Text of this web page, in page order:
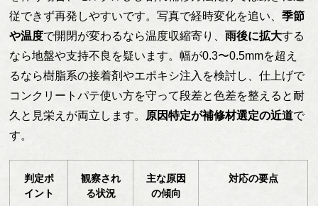
従できず再発しやすいです。写真で経時変化を追い、季節
や温度で開閉が変わるなら温度収縮寄り、雨後に拡大する
なら地盤や支持不良を疑います。幅が0.3〜0.5mmを超え
るなら樹脂系の接着剤やエポキシ注入を検討し、仕上げで
コンクリートパテ使い方を守って段差と色差を整えると耐
久と見栄えが両立します。 原因特定が補修材選定の近道で
す。
判定ポ
イント
観察され
る状況
主な原因
の傾向
対応の要点